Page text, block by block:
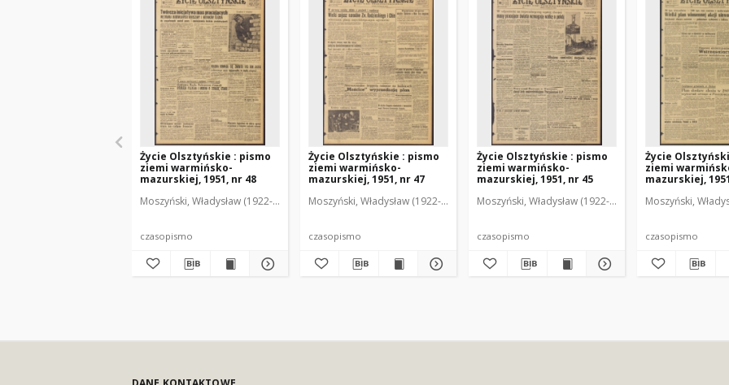
Życie Olsztyńskie : pismo
ziemi warmińsko-
mazurskiej, 1951, nr 48
Moszyński, Władysław (1922-2001). Red. Mroczkowski, Włodzimierz (1902-1971). Red. Osiecki, Andrzej. Red.
czasopismo
Życie Olsztyńskie : pismo
ziemi warmińsko-
mazurskiej, 1951, nr 47
Moszyński, Władysław (1922-2001). Red. Mroczkowski, Włodzimierz (1902-1971). Red.
czasopismo
Życie Olsztyńskie : pismo
ziemi warmińsko-
mazurskiej, 1951, nr 45
Moszyński, Władysław (1922-2001). Red. Mroczkowski,
czasopismo
Życie
ziemi
mazurskiej,
Moszyński,
czasopismo